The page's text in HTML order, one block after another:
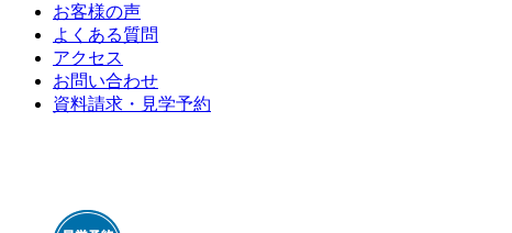
お客様の声
よくある質問
アクセス
お問い合わせ
資料請求・見学予約